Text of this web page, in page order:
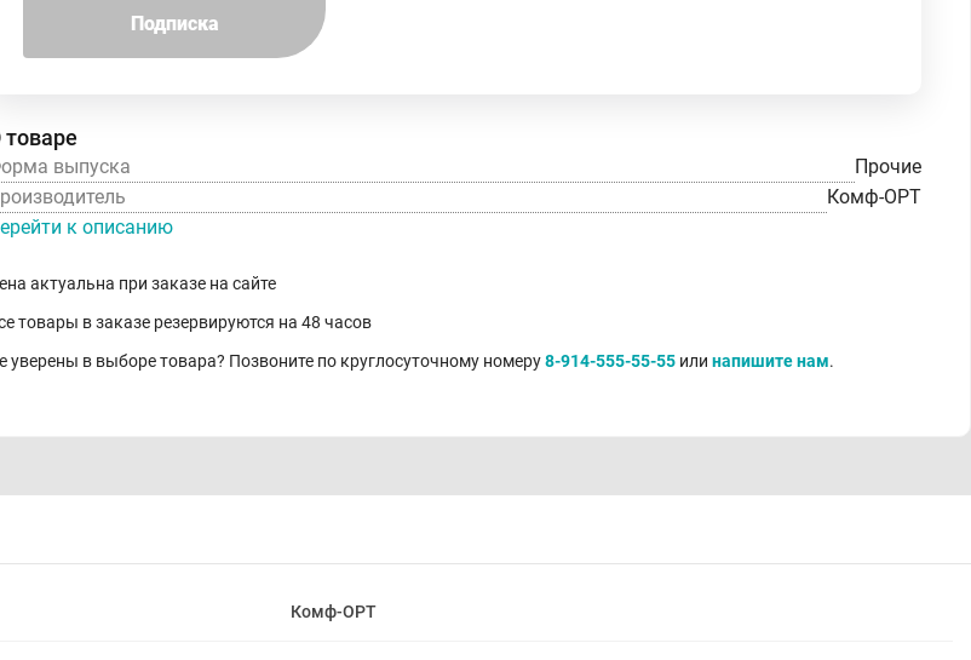
Подписка
товаре
выпуска
Прочие
Комф-ОРТ
к описанию
актуальна при заказе на сайте
товары в заказе резервируются на 48 часов
уверены в выборе товара? Позвоните по круглосуточному номеру8-914-555-55-55 или напишите нам.
Комф-ОРТ